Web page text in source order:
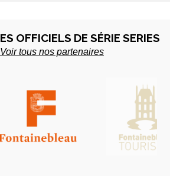
OFFICIELS DE SÉRIE SERIES
Voir tous nos partenaires